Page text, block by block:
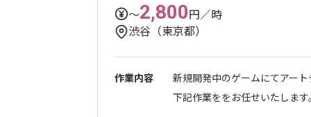
〜2,800円／時
渋谷（東京都）
作業内容
新規開発中のゲームにてアー
下記作業ををお任せいたします